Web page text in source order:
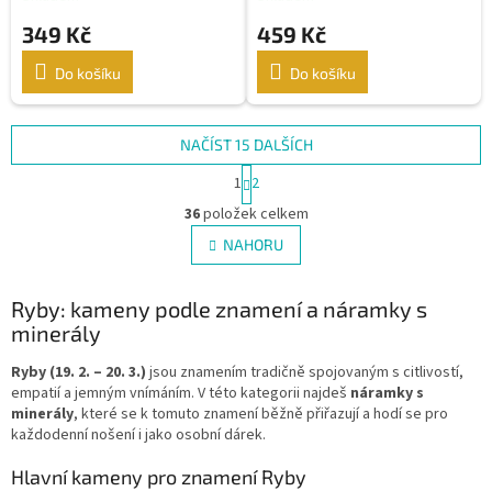
349 Kč
Do košíku
459 Kč
Do košíku
O
v
l
á
a
p
r
v
k
v
NAČÍST 15 DALŠÍCH
S
t
r
á
n
k
v
á
1 2
36položek celkem
NAHORU
Ryby: kameny podle znamení a náramky s
minerály
Ryby (19. 2. – 20. 3.) jsou znamením tradičně spojovaným s citlivostí,
empatií a jemným vnímáním. V této kategorii najdeš náramky s
minerály, které se k tomuto znamení běžně přiřazují a hodí se pro
každodenní nošení i jako osobní dárek.
Hlavní kameny pro znamení Ryby